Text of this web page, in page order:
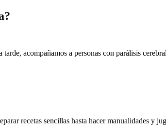
acompañamos a personas con parálisis
recetas sencillas hasta hacer manualidades y